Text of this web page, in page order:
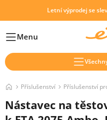
Letní výprodej se
HlavníMenu
Příslušenství Příslušenství
Nástavec na